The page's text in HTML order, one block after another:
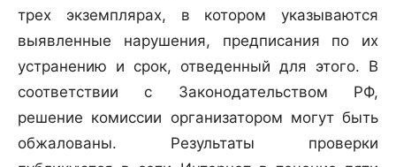
трех экземплярах, в котором указываются
выявленные нарушения, предписания по их
устранению и срок, отведенный для этого. В
соответствии с Законодательством РФ,
решение комиссии организатором могут быть
обжалованы. Результаты проверки